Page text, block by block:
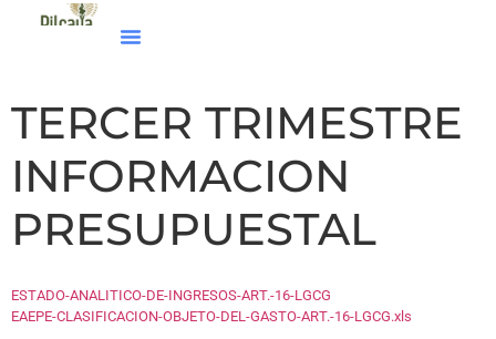
TERCER TRIMESTRE
INFORMACION
PRESUPUESTAL
ESTADO-ANALITICO-DE-INGRESOS-ART.-16-LGCG
EAEPE-CLASIFICACION-OBJETO-DEL-GASTO-ART.-16-LGCG.xls